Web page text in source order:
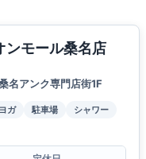
ンモール桑名店
名アンク専門店街1F
ガ 駐車場
シャワー